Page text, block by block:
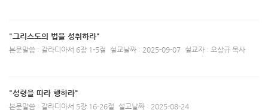
"그리스도의 법을 성취하라"
본문말씀 : 갈라디아서 6장 1-5절 설교날짜 : 2025-09-07 설교자 : 오상규 목사
"성령을 따라 행하라"
본문말씀 : 갈라디아서 5장 16-26절
설교날짜 : 2025-08-24